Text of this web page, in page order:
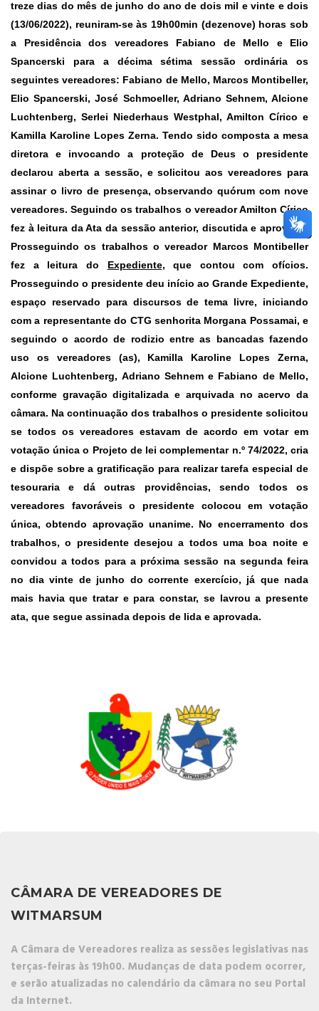
treze dias do mês de junho do ano de dois mil e vinte e dois
(13/06/2022), reuniram-se às 19h00min (dezenove) horas sob
a Presidência dos vereadores Fabiano de Mello e Elio
Spancerski para a décima sétima sessão ordinária os
seguintes vereadores: Fabiano de Mello, Marcos Montibeller,
Elio Spancerski, José Schmoeller, Adriano Sehnem, Alcione
Luchtenberg, Serlei Niederhaus Westphal, Amilton Círico e
Kamilla Karoline Lopes Zerna. Tendo sido composta a mesa
diretora e invocando a proteção de Deus o presidente
declarou aberta a sessão, e solicitou aos vereadores para
assinar o livro de presença, observando quórum com nove
vereadores. Seguindo os trabalhos o vereador Amilton Círico
fez à leitura da Ata da sessão anterior, discutida e aprovada.
Prosseguindo os trabalhos o vereador Marcos Montibeller
fez a leitura do Expediente,que contou com ofícios.
Prosseguindo o presidente deu início ao Grande Expediente,
espaço reservado para discursos de tema livre, iniciando
com a representante do CTG senhorita Morgana Possamai, e
seguindo o acordo de rodizio entre as bancadas fazendo
uso os vereadores (as), Kamilla Karoline Lopes Zerna,
Alcione Luchtenberg, Adriano Sehnem e Fabiano de Mello,
conforme gravação digitalizada e arquivada no acervo da
câmara. Na continuação dos trabalhos o presidente solicitou
se todos os vereadores estavam de acordo em votar em
votação única o Projeto de lei complementar n.º 74/2022, cria
e dispõe sobre a gratificação para realizar tarefa especial de
tesouraria e dá outras providências, sendo todos os
vereadores favoráveis o presidente colocou em votação
única, obtendo aprovação unanime. No encerramento dos
trabalhos, o presidente desejou a todos uma boa noite e
convidou a todos para a próxima sessão na segunda feira
no dia vinte de junho do corrente exercício, já que nada
mais havia que tratar e para constar, se lavrou a presente
ata, que segue assinada depois de lida e aprovada.
CÂMARA DE VEREADORES DE
WITMARSUM
A Câmara de Vereadores realiza as sessões legislativas nas
terças-feiras às 19h00. Mudanças de data podem ocorrer,
e serão atualizadas no calendário da câmara no seu Portal
da Internet.